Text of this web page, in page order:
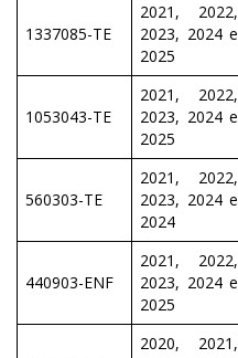
1337085-TE
2021, 2022,
2023, 2024 e
2025
1053043-TE
2021, 2022,
2023, 2024 e
2025
560303-TE
2021, 2022,
2023, 2024 e
2024
440903-ENF
2021, 2022,
2023, 2024 e
2025
2020, 2021,